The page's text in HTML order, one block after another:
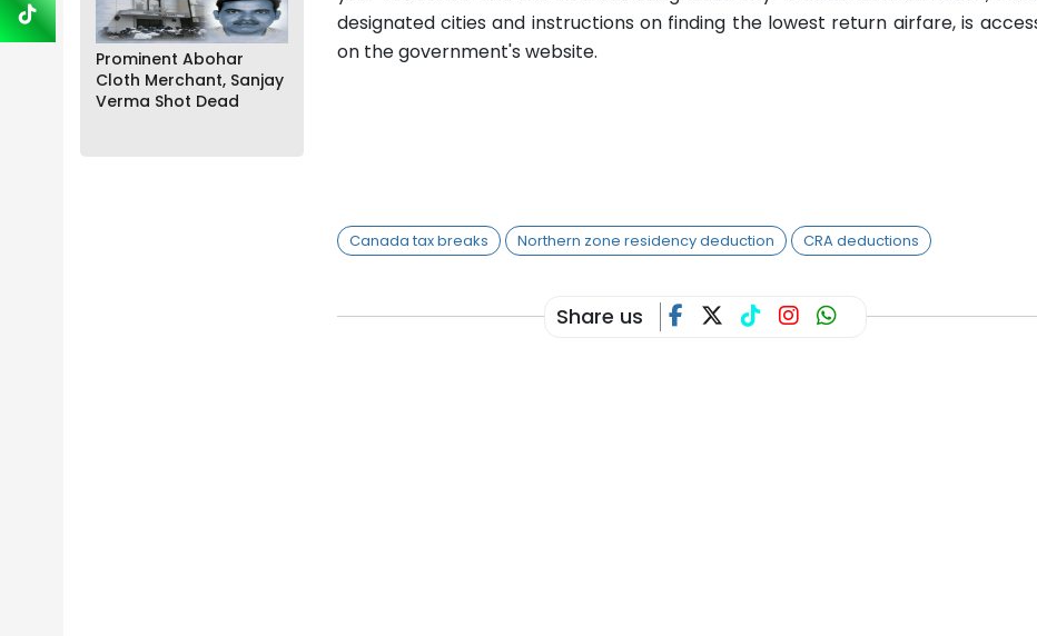
Prominent Abohar
Cloth Merchant, Sanjay
Verma Shot Dead
designated cities and instructions on finding the lowest return airfare, is
on the government's website.
Canada tax breaks Northern zone residency deduction CRA deductions
Share us